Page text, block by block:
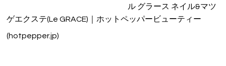
ル グラース ネイル&マツ
ゲエクステ(Le GRACE)｜ホットペッパービューティー
(hotpepper.jp)